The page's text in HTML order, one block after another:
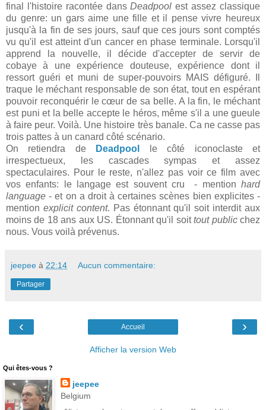
final l'histoire racontée dansDeadpool est assez classique
du genre: un gars aime une fille et il pense vivre heureux
jusqu'à la fin de ses jours, sauf que ces jours sont comptés
vu qu'il est atteint d'un cancer en phase terminale. Lorsqu'il
apprend la nouvelle, il décide d'accepter de servir de
cobaye à une expérience douteuse, expérience dont il
ressort guéri et muni de super-pouvoirs MAIS défiguré. Il
traque le méchant responsable de son état, tout en espérant
pouvoir reconquérir le cœur de sa belle. A la fin, le méchant
est puni et la belle accepte le héros, même s'il a une gueule
à faire peur. Voilà. Une histoire très banale. Ca ne casse pas
trois pattes à un canard côté scénario.
On retiendra de
Deadpool
le côté iconoclaste et
irrespectueux, les cascades sympas et assez
spectaculaires. Pour le reste, n'allez pas voir ce film avec
vos enfants: le langage est souvent cru - mention hard
language - et on a droit à certaines scènes bien explicites -
mention explicit content. Pas étonnant qu'il soit interdit aux
moins de 18 ans aux US. Étonnant qu'il soittout publicchez
nous. Vous voilà prévenus.
jeepee à 22:14 Aucun commentaire:
Partager
‹ ›
Accueil
Afficher la version Web
Qui êtes-vous ?
jeepee
Belgium